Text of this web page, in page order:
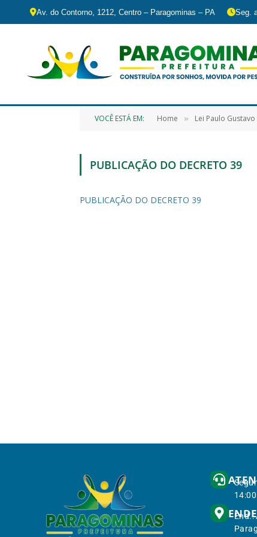
Av. do Contorno, 1212, Centro – Paragominas – PA Seg.
VOCÊ ESTÁ EM: Home » Lei Paulo Gustavo
PUBLICAÇÃO DO DECRETO 39
PUBLICAÇÃO DO DECRETO 39
End.: